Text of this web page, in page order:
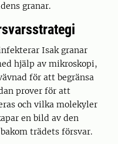
granar.
Isak granar
hjälp av mikroskopi,
för att begränsa
prover för att
och vilka molekyler
en bild av den
trädets försvar.